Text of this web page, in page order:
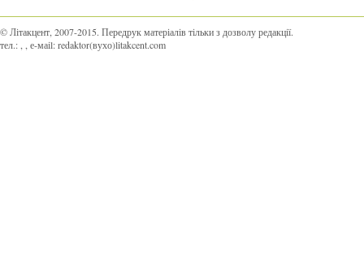
© Літакцент, 2007-2015. Передрук матеріалів тільки з дозволу редакції.
тел.:
, е-маіl:redaktor(вухо)litakcent.com